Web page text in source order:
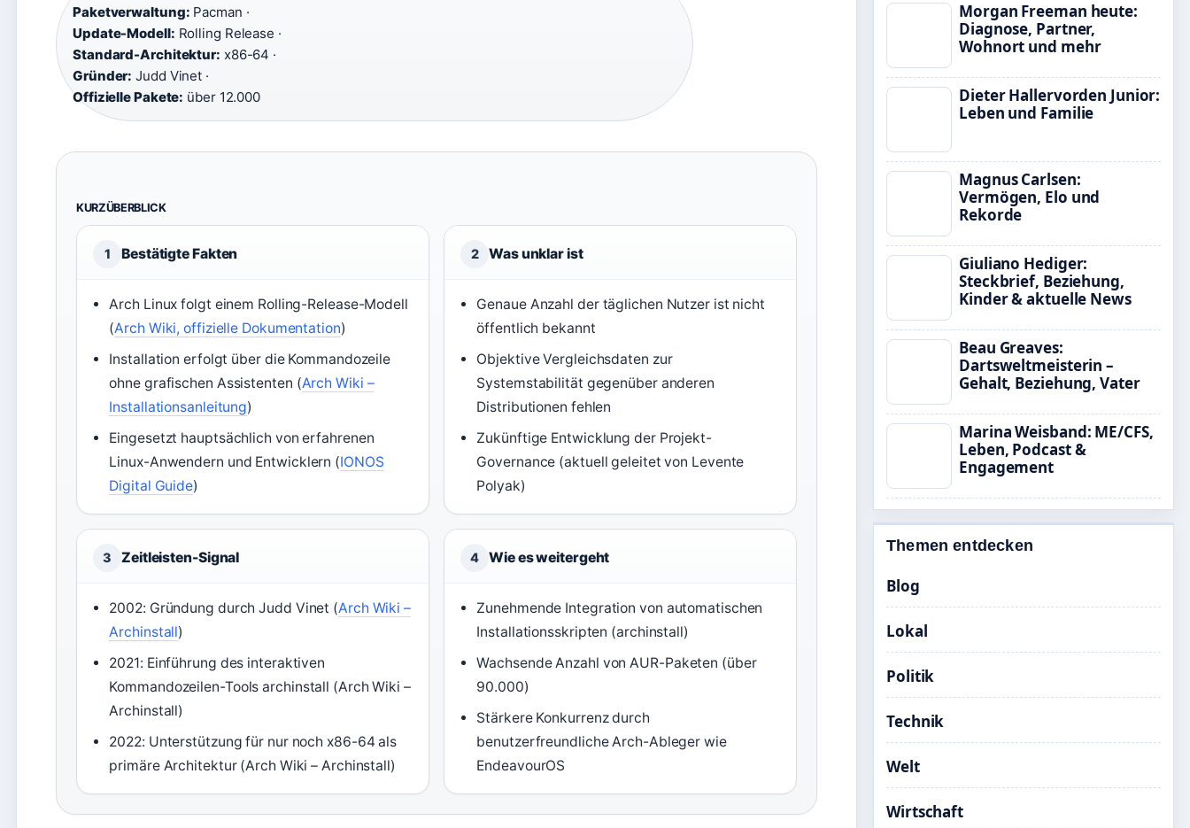
Paketverwaltung: Pacman ·
Update-Modell: Rolling Release ·
Standard-Architektur: x86-64 ·
Gründer: Judd Vinet ·
Offizielle Pakete: über 12.000
KURZÜBERBLICK
1 Bestätigte Fakten
Arch Linux folgt einem Rolling-Release-Modell
(Arch Wiki, offizielle Dokumentation)
Installation erfolgt über die Kommandozeile
ohne grafischen Assistenten (Arch Wiki –
Installationsanleitung)
Eingesetzt hauptsächlich von erfahrenen
Linux-Anwendern und Entwicklern (IONOS
Digital Guide)
2 Was unklar ist
Genaue Anzahl der täglichen Nutzer ist nicht
öffentlich bekannt
Objektive Vergleichsdaten zur
Systemstabilität gegenüber anderen
Distributionen fehlen
Zukünftige Entwicklung der Projekt-
Governance (aktuell geleitet von Levente
Polyak)
3 Zeitleisten-Signal
2002: Gründung durch Judd Vinet (Arch Wiki –
Archinstall)
2021: Einführung des interaktiven
Kommandozeilen-Tools archinstall (Arch Wiki –
Archinstall)
2022: Unterstützung für nur noch x86-64 als
primäre Architektur (Arch Wiki – Archinstall)
4 Wie es weitergeht
Zunehmende Integration von automatischen
Installationsskripten (archinstall)
Wachsende Anzahl von AUR-Paketen (über
90.000)
Stärkere Konkurrenz durch
benutzerfreundliche Arch-Ableger wie
EndeavourOS
Morgan Freeman heute:
Diagnose, Partner,
Wohnort und mehr
Dieter Hallervorden Junior:
Leben und Familie
Magnus Carlsen:
Vermögen, Elo und
Rekorde
Giuliano Hediger:
Steckbrief, Beziehung,
Kinder & aktuelle News
Beau Greaves:
Dartsweltmeisterin –
Gehalt, Beziehung, Vater
Marina Weisband: ME/CFS,
Leben, Podcast &
Engagement
Themen entdecken
Blog
Lokal
Politik
Technik
Welt
Wirtschaft